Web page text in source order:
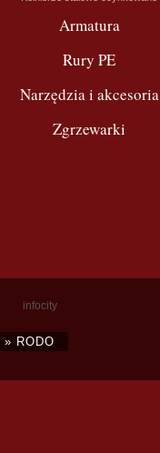
Armatura
Rury PE
Narzędzia i akcesoria
Zgrzewarki
infocity
» RODO